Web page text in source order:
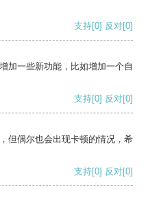
支持[0] 反对[0]
加一些新功能，比如增加一个自
支持[0] 反对[0]
但偶尔也会出现卡顿的情况，希
支持[0] 反对[0]